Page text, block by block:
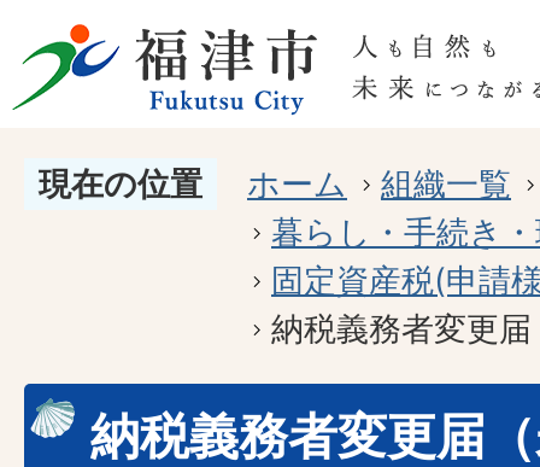
現在の位置 ホーム
組織一覧
暮らし・手続き
固定資産税(申請
納税義務者変更
納税義務者変更届